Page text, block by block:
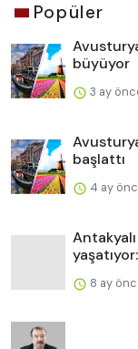
Popüler
büyüyor
3 ay
başlattı
4 ay
8 ay